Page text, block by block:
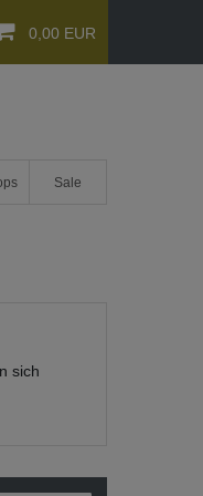
0,00 EUR
Sale
sich